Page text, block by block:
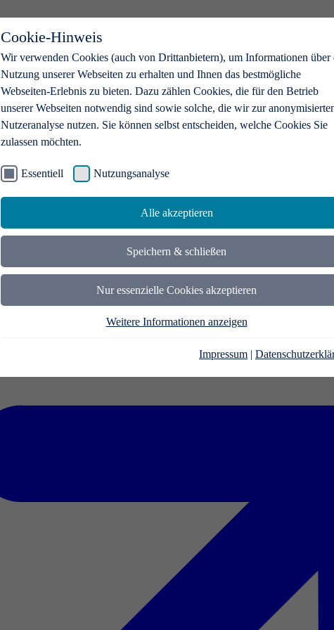
Cookie-Hinweis
Wir verwenden Cookies (auch von Drittanbietern), um Informationen über
Nutzung unserer Webseiten zu erhalten und Ihnen das bestmögliche
Webseiten-Erlebnis zu bieten. Dazu zählen Cookies, die für den Betrieb
unserer Webseiten notwendig sind sowie solche, die wir zur
Nutzeranalyse nutzen. Sie können selbst entscheiden, welche Cookies Sie
zulassen möchten.
Essentiell Nutzungsanalyse
Alle akzeptieren
Speichern & schließen
Nur essenzielle Cookies akzeptieren
Weitere Informationen anzeigen
Impressum |